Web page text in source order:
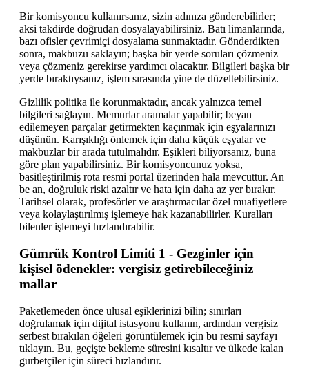
Bir komisyoncu kullanırsanız, sizin adınıza gönderebilirler;
aksi takdirde doğrudan dosyalayabilirsiniz. Batı limanlarında,
bazı ofisler çevrimiçi dosyalama sunmaktadır. Gönderdikten
sonra, makbuzu saklayın; başka bir yerde soruları çözmeniz
veya çözmeniz gerekirse yardımcı olacaktır. Bilgileri başka bir
yerde bıraktıysanız, işlem sırasında yine de düzeltebilirsiniz.
Gizlilik politika ile korunmaktadır, ancak yalnızca temel
bilgileri sağlayın. Memurlar aramalar yapabilir; beyan
edilemeyen parçalar getirmekten kaçınmak için eşyalarınızı
düşünün. Karışıklığı önlemek için daha küçük eşyalar ve
makbuzlar bir arada tutulmalıdır. Eşikleri biliyorsanız, buna
göre plan yapabilirsiniz. Bir komisyoncunuz yoksa,
basitleştirilmiş rota resmi portal üzerinden hala mevcuttur. An
be an, doğruluk riski azaltır ve hata için daha az yer bırakır.
Tarihsel olarak, profesörler ve araştırmacılar özel muafiyetlere
veya kolaylaştırılmış işlemeye hak kazanabilirler. Kuralları
bilenler işlemeyi hızlandırabilir.
Gümrük Kontrol Limiti 1 - Gezginler için
kişisel ödenekler: vergisiz getirebileceğiniz
mallar
Paketlemeden önce ulusal eşiklerinizi bilin; sınırları
doğrulamak için dijital istasyonu kullanın, ardından vergisiz
serbest bırakılan öğeleri görüntülemek için bu resmi sayfayı
tıklayın. Bu, geçişte bekleme süresini kısaltır ve ülkede kalan
gurbetçiler için süreci hızlandırır.